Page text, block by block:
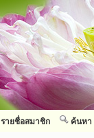
ค้นหา
รายชื่อสมาชิก